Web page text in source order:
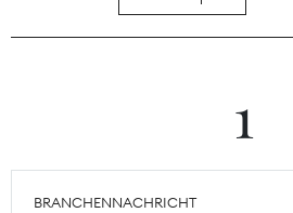
Theodor-Wolff-
1
BRANCHENNACHRICHT